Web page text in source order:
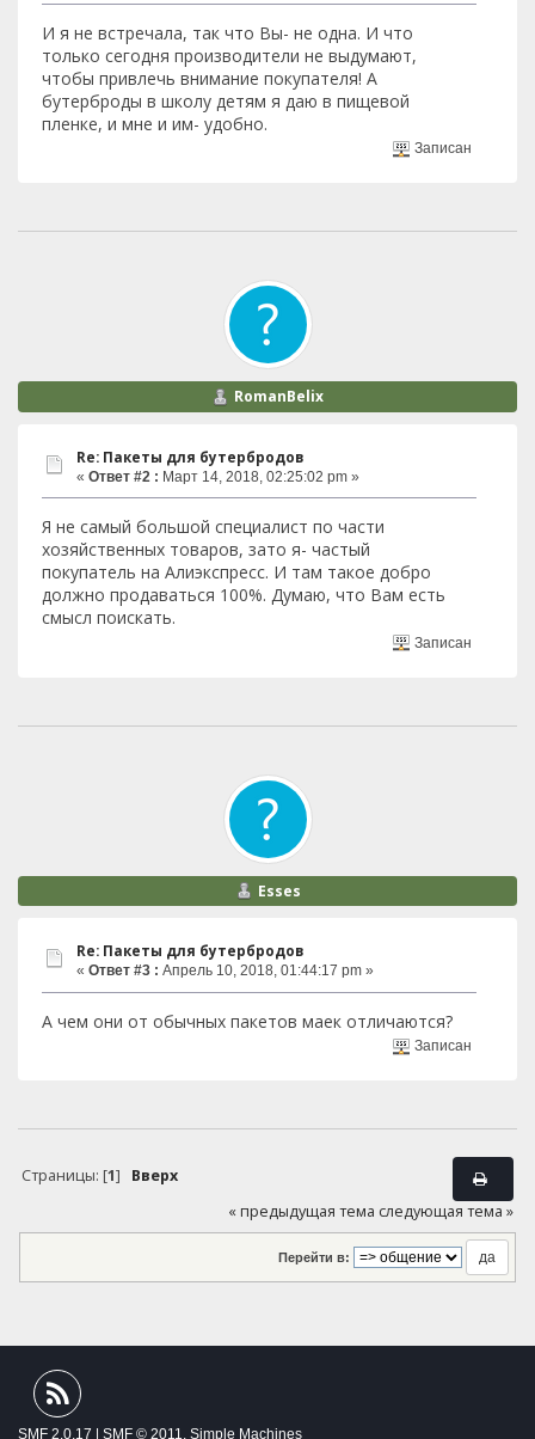
И я не встречала, так что Вы- не одна. И что
только сегодня производители не выдумают,
чтобы привлечь внимание покупателя! А
бутерброды в школу детям я даю в пищевой
пленке, и мне и им- удобно.
Записан
RomanBelix
Re: Пакеты для бутербродов
« Ответ #2 : Март 14, 2018, 02:25:02 pm »
Я не самый большой специалист по части
хозяйственных товаров, зато я- частый
покупатель на Алиэкспресс. И там такое добро
должно продаваться 100%. Думаю, что Вам есть
смысл поискать.
Записан
Esses
Re: Пакеты для бутербродов
« Ответ #3 : Апрель 10, 2018, 01:44:17 pm »
А чем они от обычных пакетов маек отличаются?
Записан
Страницы: [1] Вверх
« предыдущая тема следующая тема »
Перейти в:
SMF 2.0.17 | SMF © 2011 Simple Machines